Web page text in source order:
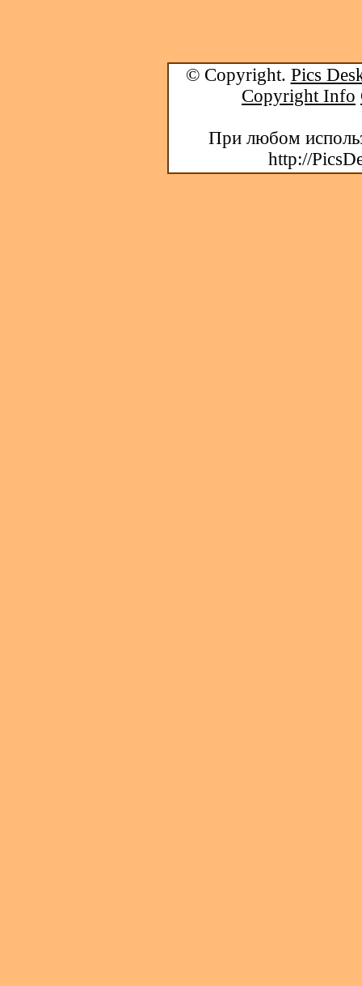
© Copyright. Pics
Copyright Info
При любом
http://